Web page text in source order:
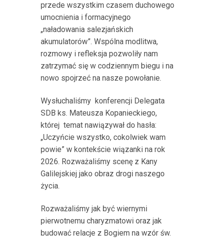
przede wszystkim czasem duchowego
umocnienia i formacyjnego
„naładowania salezjańskich
akumulatorów”. Wspólna modlitwa,
rozmowy i refleksja pozwoliły nam
zatrzymać się w codziennym biegu i na
nowo spojrzeć na nasze powołanie.
Wysłuchaliśmy konferencji Delegata
SDB ks. Mateusza Kopanieckiego,
której temat nawiązywał do hasła:
„Uczyńcie wszystko, cokolwiek wam
powie” w kontekście wiązanki na rok
2026. Rozważaliśmy scenę z Kany
Galilejskiej jako obraz drogi naszego
życia.
Rozważaliśmy jak być wiernymi
pierwotnemu charyzmatowi oraz jak
budować relacje z Bogiem na wzór św.